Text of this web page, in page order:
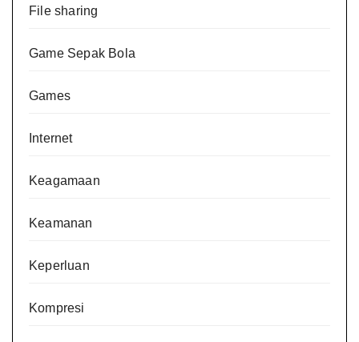
File sharing
Game Sepak Bola
Games
Internet
Keagamaan
Keamanan
Keperluan
Kompresi